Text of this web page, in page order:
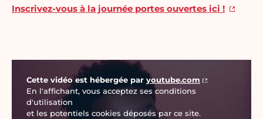
Inscrivez-vous à la journée portes ouvertes ici !
Cette vidéo est hébergée par youtube.com
En l'affichant, vous acceptez ses conditions
d'utilisation
et les potentiels cookies déposés par ce site.